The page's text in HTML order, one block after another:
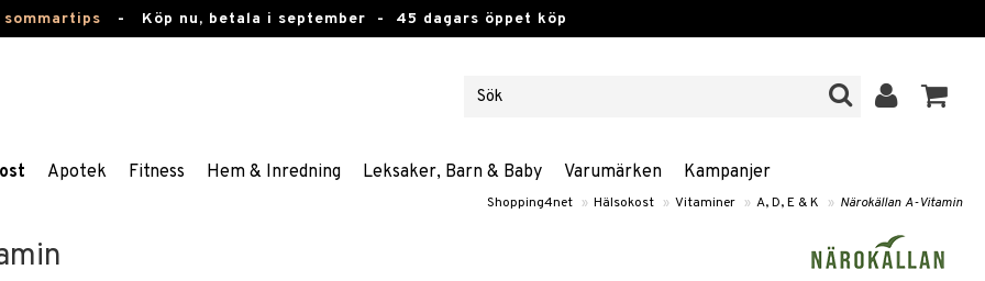
- Köp nu, betala i september - 45 dagars öppet köp
Apotek Fitness Hem & Inredning Leksaker, Barn & Baby Varumärken Kampanjer
Shopping4net » Hälsokost » Vitaminer » A, D, E & K » Närokällan A-Vitamin